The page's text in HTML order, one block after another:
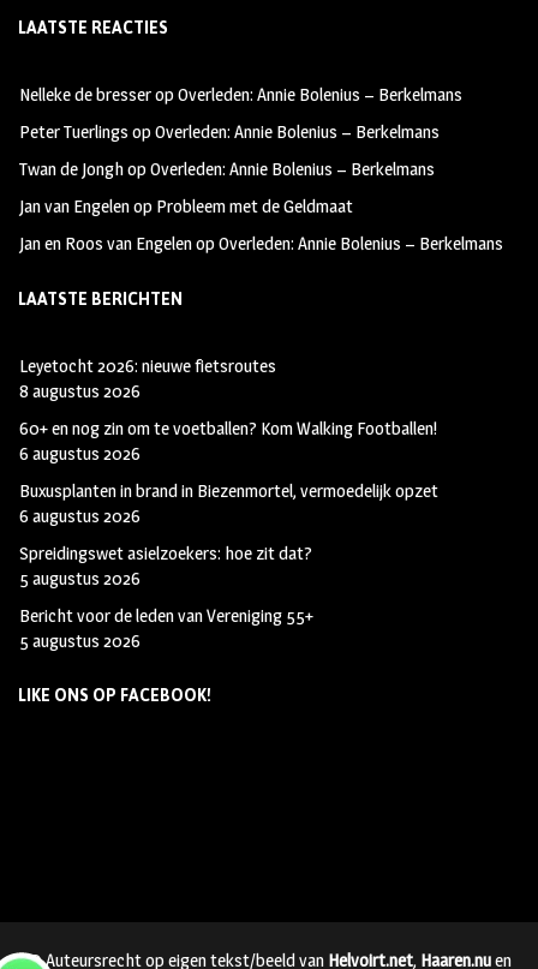
b
oo
k
ag
m
tt
LAATSTE REACTIES
Nelleke de bresseropOverleden: Annie Bolenius – Berkelmans
Peter Tuerlings opOverleden: Annie Bolenius – Berkelmans
Twan de JonghopOverleden: Annie Bolenius – Berkelmans
Jan van Engelenop Probleem met de Geldmaat
Jan en Roos van EngelenopOverleden: Annie Bolenius – Berkelmans
LAATSTE BERICHTEN
Leyetocht 2026: nieuwe fietsroutes
8 augustus 2026
60+ en nog zin om te voetballen? Kom Walking Footballen!
6 augustus 2026
Buxusplanten in brand in Biezenmortel, vermoedelijk opzet
6 augustus 2026
Spreidingswet asielzoekers: hoe zit dat?
5 augustus 2026
Bericht voor de leden van Vereniging 55+
5 augustus 2026
LIKE ONS OP FACEBOOK!
© Auteursrecht op eigen tekst/beeld van Helvoirt.net, Haaren.nuen